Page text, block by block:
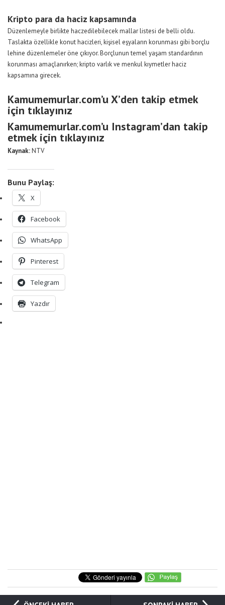
Kripto para da haciz kapsamında
Düzenlemeyle birlikte haczedilebilecek mallar listesi de belli oldu.
Taslakta özellikle konut hacizleri, kişisel eşyaların korunması gibi borçlu
lehine düzenlemeler öne çıkıyor. Borçlunun temel yaşam standardının
korunması amaçlanırken; kripto varlık ve menkul kıymetler haciz
kapsamına girecek.
Kamumemurlar.com’u X’den takip etmek
için tıklayınız
Kamumemurlar.com’u Instagram’dan takip
etmek için tıklayınız
Kaynak:NTV
Bunu Paylaş:
X
Facebook
WhatsApp
Pinterest
Telegram
Yazdır